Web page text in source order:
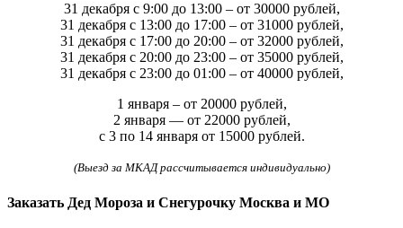
31 декабря с 9:00 до 13:00 – от 30000 рублей,
31 декабря с 13:00 до 17:00 – от 31000 рублей,
31 декабря с 17:00 до 20:00 – от 32000 рублей,
31 декабря с 20:00 до 23:00 – от 35000 рублей,
31 декабря с 23:00 до 01:00 – от 40000 рублей,
1 января – от 20000 рублей,
2 января — от 22000 рублей,
с 3 по 14 января от 15000 рублей.
(Выезд за МКАД рассчитывается индивидуально)
Заказать Дед Мороза и Снегурочку Москва и МО